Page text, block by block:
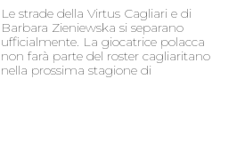
Le strade della Virtus Cagliari e di
Barbara Zieniewska si separano
ufficialmente. La giocatrice polacca
non farà parte del roster cagliaritano
nella prossima stagione di